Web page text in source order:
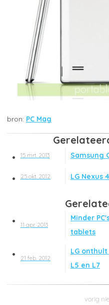
PC Mag
15 mrt. 2013 Samsung
25 okt. 2012 LG Nexus 4
11 apr. 2013
Minder
tablets
21 feb. 2012
LG
L5 en L7